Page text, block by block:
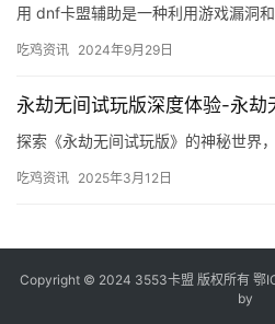
用 dnf卡盟辅助是一种利用游戏漏洞
吃鸡资讯 2024年9月29日
永劫无间试玩版深度体验-永劫
探索《永劫无间试玩版》的神秘世界
吃鸡资讯 2025年3月12日
Copyright © 2024 3553卡盟 版权所有 鄂
by